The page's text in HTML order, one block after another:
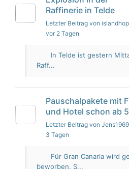
Raffinerie in Telde
Letzter Beitrag von
vor 2 Tagen
In Telde ist gestern
Raff...
Pauschalpakete mit
und Hotel schon ab
Letzter Beitrag von Jens1969
3 Tagen
Für Gran Canaria wird
beworben. S...